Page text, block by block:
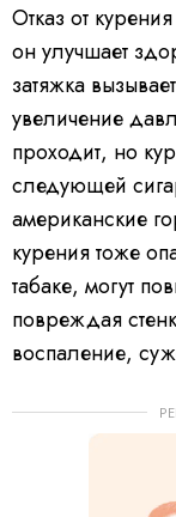
Отказ от
он улучшает
затяжка
увеличение
проходит, но
следующей
американские
курения тоже
табаке, могут
повреждая
воспаление,